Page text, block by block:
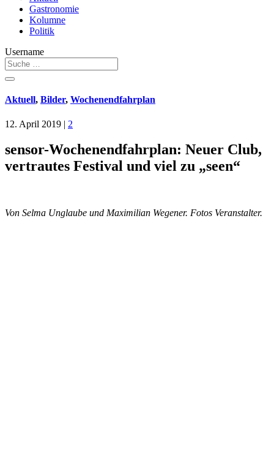
Gastronomie
Kolumne
Politik
Username
Aktuell, Bilder, Wochenendfahrplan
12. April 2019 | 2
sensor-Wochenendfahrplan: Neuer Club,
vertrautes Festival und viel zu „seen“
Von Selma Unglaube und Maximilian Wegener. Fotos Veranstalter.